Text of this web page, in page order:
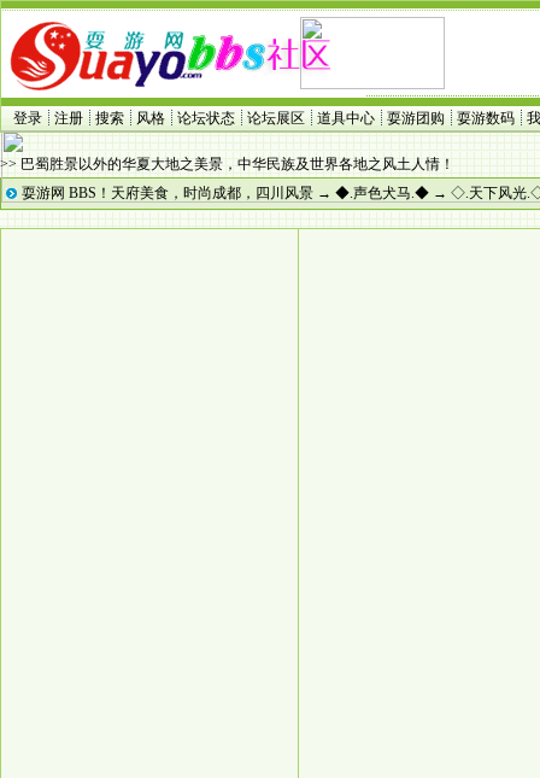
登录 注册 搜索 风格 论坛状态 论坛展区 道具中心 耍游团购 耍游数码
>> 巴蜀胜景以外的华夏大地之美景，中华民族及世界各地之风土人情！
耍游网 BBS！天府美食，时尚成都，四川风景 → ◆.声色犬马.◆ → ◇.天下风光